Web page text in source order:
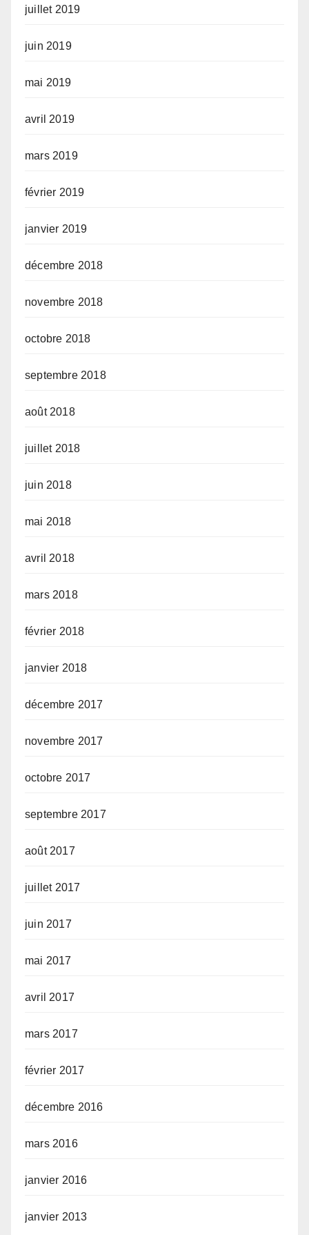
juillet 2019
juin 2019
mai 2019
avril 2019
mars 2019
février 2019
janvier 2019
décembre 2018
novembre 2018
octobre 2018
septembre 2018
août 2018
juillet 2018
juin 2018
mai 2018
avril 2018
mars 2018
février 2018
janvier 2018
décembre 2017
novembre 2017
octobre 2017
septembre 2017
août 2017
juillet 2017
juin 2017
mai 2017
avril 2017
mars 2017
février 2017
décembre 2016
mars 2016
janvier 2016
janvier 2013